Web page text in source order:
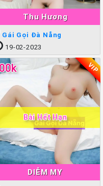
Thu Hương
Gái Gọi Đà Nẵng
19-02-2023
DIỄM MY
VIP
Bài Hết Hạn